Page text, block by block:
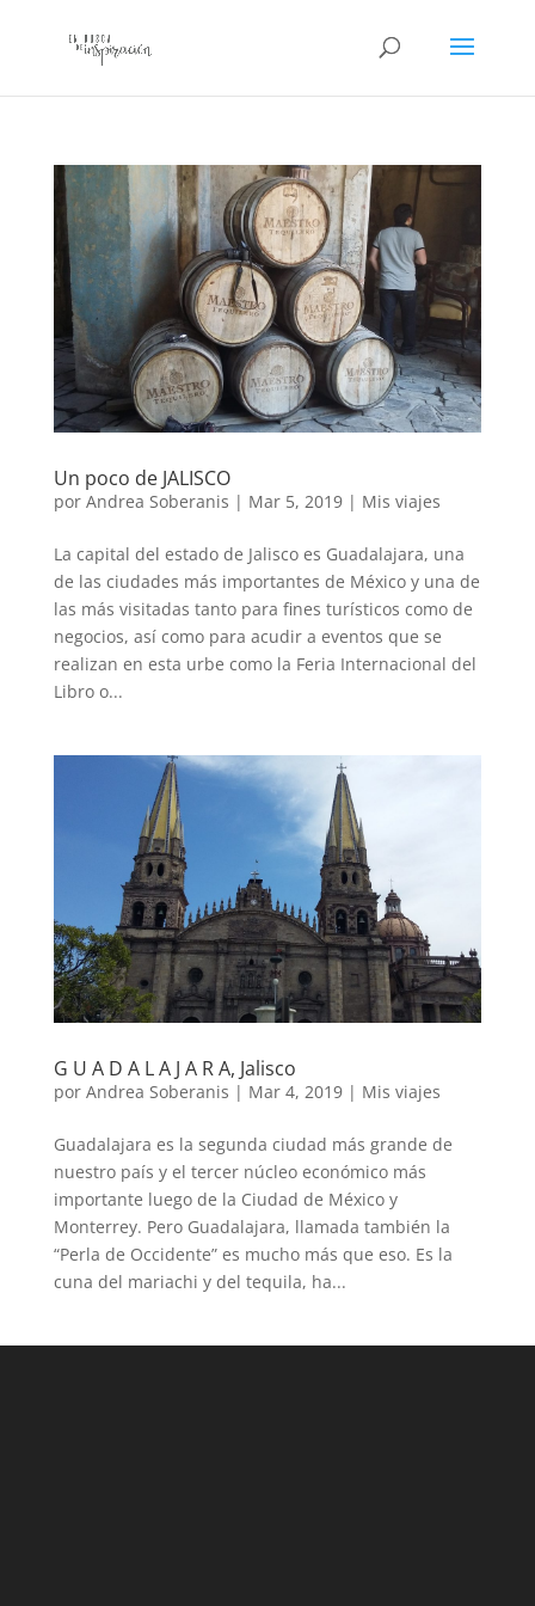
Un poco de JALISCO
por Andrea Soberanis | Mar 5, 2019| Mis viajes
La capital del estado de Jalisco es Guadalajara, una
de las ciudades más importantes de México y una de
las más visitadas tanto para fines turísticos como de
negocios, así como para acudir a eventos que se
realizan en esta urbe como la Feria Internacional del
Libro o...
G U A D A L A J A R A, Jalisco
por Andrea Soberanis | Mar 4, 2019| Mis viajes
Guadalajara es la segunda ciudad más grande de
nuestro país y el tercer núcleo económico más
importante luego de la Ciudad de México y
Monterrey. Pero Guadalajara, llamada también la
“Perla de Occidente” es mucho más que eso. Es la
cuna del mariachi y del tequila, ha...